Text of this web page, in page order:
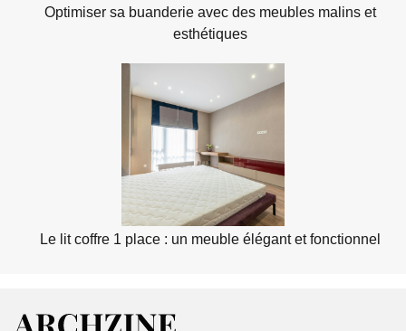
Optimiser sa buanderie avec des meubles malins et
esthétiques
Le lit coffre 1 place : un meuble élégant et fonctionnel